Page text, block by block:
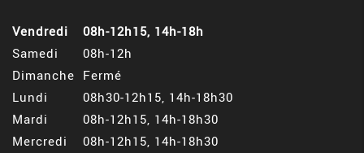
Vendredi
08h-12h15, 14h-18h
Samedi
08h-12h
Dimanche Fermé
Lundi
08h30-12h15, 14h-18h30
Mardi
08h-12h15, 14h-18h30
Mercredi
08h-12h15, 14h-18h30